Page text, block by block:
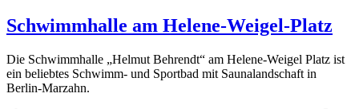
Schwimmhalle am Helene-Weigel-Platz
Die Schwimmhalle „Helmut Behrendt“ am Helene-Weigel Platz ist
ein beliebtes Schwimm- und Sportbad mit Saunalandschaft in
Berlin-Marzahn.